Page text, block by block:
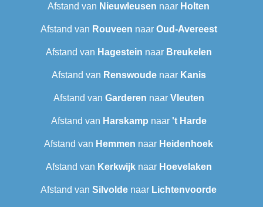
Afstand van Nieuwleusen naar Holten
Afstand van Rouveen naar Oud-Avereest
Afstand van Hagestein naar Breukelen
Afstand van Renswoudenaar Kanis
Afstand van Garderen naar Vleuten
Afstand van Harskamp naar 't Harde
Afstand van Hemmen naar Heidenhoek
Afstand van Kerkwijknaar Hoevelaken
Afstand van Silvolde naar Lichtenvoorde